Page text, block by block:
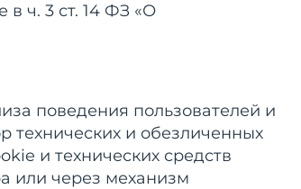
ч. 3 ст. 14 ФЗ «О
поведения пользователей и
технических и обезличенных
и технических средств
или через механизм